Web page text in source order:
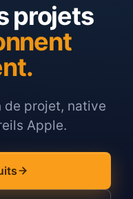
projets
de projet, native
Apple.